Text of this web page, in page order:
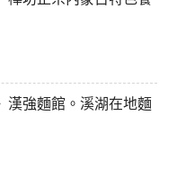
漢強麵館。溪湖在地麵